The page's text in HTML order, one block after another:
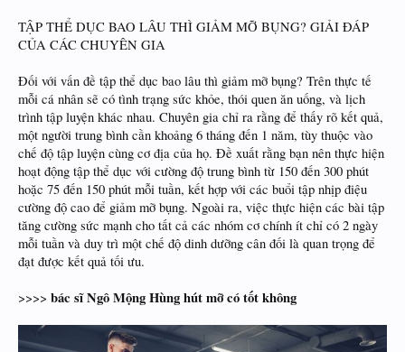
TẬP THỂ DỤC BAO LÂU THÌ GIẢM MỠ BỤNG? GIẢI ĐÁP
CỦA CÁC CHUYÊN GIA
Đối với vấn đề tập thể dục bao lâu thì giảm mỡ bụng? Trên thực tế
mỗi cá nhân sẽ có tình trạng sức khỏe, thói quen ăn uống, và lịch
trình tập luyện khác nhau. Chuyên gia chỉ ra rằng để thấy rõ kết quả,
một người trung bình cần khoảng 6 tháng đến 1 năm, tùy thuộc vào
chế độ tập luyện cùng cơ địa của họ. Đề xuất rằng bạn nên thực hiện
hoạt động tập thể dục với cường độ trung bình từ 150 đến 300 phút
hoặc 75 đến 150 phút mỗi tuần, kết hợp với các buổi tập nhịp điệu
cường độ cao để giảm mỡ bụng. Ngoài ra, việc thực hiện các bài tập
tăng cường sức mạnh cho tất cả các nhóm cơ chính ít chỉ có 2 ngày
mỗi tuần và duy trì một chế độ dinh dưỡng cân đối là quan trọng để
đạt được kết quả tối ưu.
>>>> bác sĩ Ngô Mộng Hùng hút mỡ có tốt không